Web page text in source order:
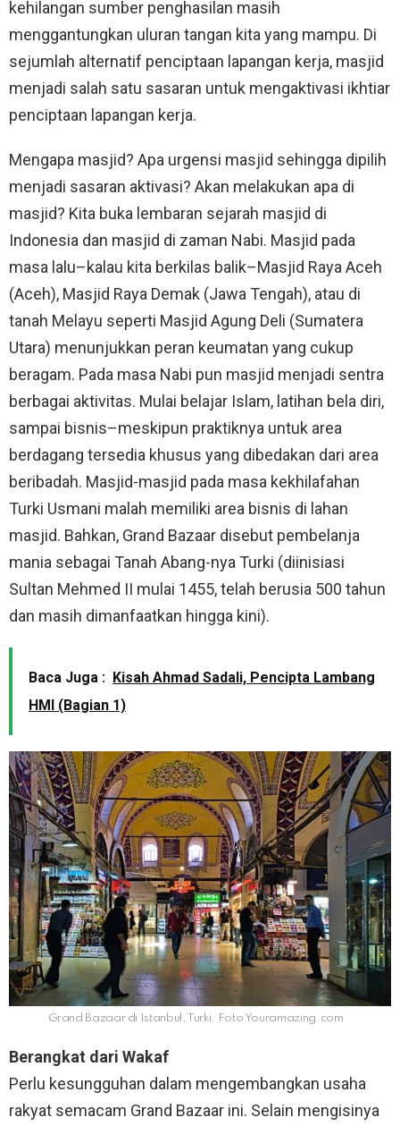
kehilangan sumber penghasilan masih
menggantungkan uluran tangan kita yang mampu. Di
sejumlah alternatif penciptaan lapangan kerja, masjid
menjadi salah satu sasaran untuk mengaktivasi ikhtiar
penciptaan lapangan kerja.
Mengapa masjid? Apa urgensi masjid sehingga dipilih
menjadi sasaran aktivasi? Akan melakukan apa di
masjid? Kita buka lembaran sejarah masjid di
Indonesia dan masjid di zaman Nabi. Masjid pada
masa lalu–kalau kita berkilas balik–Masjid Raya Aceh
(Aceh), Masjid Raya Demak (Jawa Tengah), atau di
tanah Melayu seperti Masjid Agung Deli (Sumatera
Utara) menunjukkan peran keumatan yang cukup
beragam. Pada masa Nabi pun masjid menjadi sentra
berbagai aktivitas. Mulai belajar Islam, latihan bela diri,
sampai bisnis–meskipun praktiknya untuk area
berdagang tersedia khusus yang dibedakan dari area
beribadah. Masjid-masjid pada masa kekhilafahan
Turki Usmani malah memiliki area bisnis di lahan
masjid. Bahkan, Grand Bazaar disebut pembelanja
mania sebagai Tanah Abang-nya Turki (diinisiasi
Sultan Mehmed II mulai 1455, telah berusia 500 tahun
dan masih dimanfaatkan hingga kini).
Baca Juga : Kisah Ahmad Sadali, Pencipta Lambang
HMI (Bagian 1)
Grand Bazaar di Istanbul, Turki. Foto Youramazing.com
Berangkat dari Wakaf
Perlu kesungguhan dalam mengembangkan usaha
rakyat semacam Grand Bazaar ini. Selain mengisinya